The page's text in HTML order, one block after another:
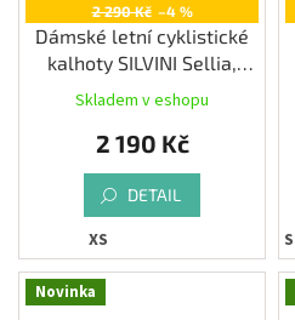
2 290 Kč –4 %
Dámské letní cyklistické
kalhoty SILVINI Sellia,
Skladem v eshopu
2 190 Kč
DETAIL
XS XS
Novinka